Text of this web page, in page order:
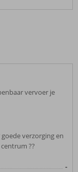
vervoer je
verzorging en
??
-